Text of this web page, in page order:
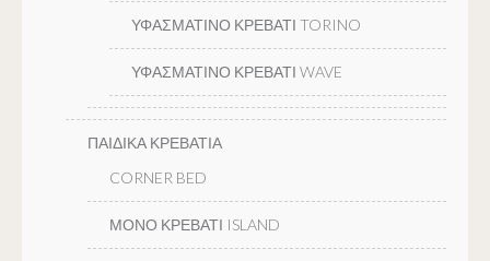
ΥΦΑΣΜΑΤΙΝΟ ΚΡΕΒΑΤΙ TORINO
ΥΦΑΣΜΑΤΙΝΟ ΚΡΕΒΑΤΙ WAVE
ΠΑΙΔΙΚΑ ΚΡΕΒΑΤΙΑ
CORNER BED
ΜΟΝΟ ΚΡΕΒΑΤΙ ISLAND